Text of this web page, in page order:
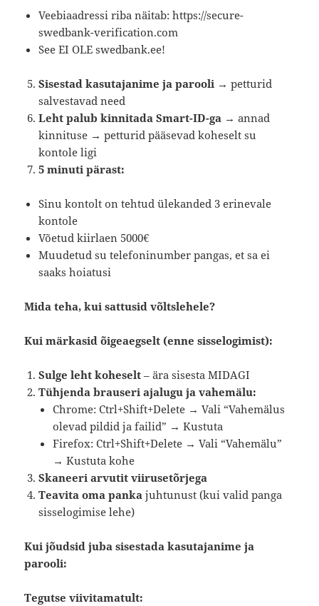
Veebiaadressi riba näitab: https://secure-
swedbank-verification.com
See EI OLE swedbank.ee!
Sisestad kasutajanime ja parooli → petturid
salvestavad need
Leht palub kinnitada Smart-ID-ga → annad
kinnituse → petturid pääsevad koheselt su
kontole ligi
5 minuti pärast:
Sinu kontolt on tehtud ülekanded 3 erinevale
kontole
Võetud kiirlaen 5000€
Muudetud su telefoninumber pangas, et sa ei
saaks hoiatusi
Mida teha, kui sattusid võltslehele?
Kui märkasid õigeaegselt (enne sisselogimist):
Sulge leht koheselt – ära sisesta MIDAGI
Tühjenda brauseri ajalugu ja vahemälu:
Chrome: Ctrl+Shift+Delete → Vali “Vahemälus
olevad pildid ja failid” → Kustuta
Firefox: Ctrl+Shift+Delete → Vali “Vahemälu”
→ Kustuta kohe
Skaneeri arvutit viirusetõrjega
Teavita oma panka juhtunust (kui valid panga
sisselogimise lehe)
Kui jõudsid juba sisestada kasutajanime ja
parooli:
Tegutse viivitamatult: